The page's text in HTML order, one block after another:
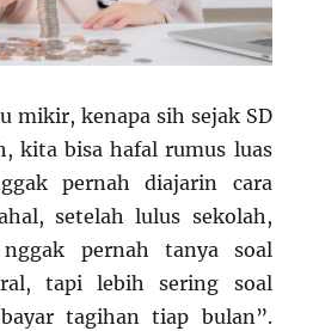
mikir, kenapa sih sejak SD
kita bisa hafal rumus luas
pernah diajarin cara
setelah lulus sekolah,
pernah tanya soal
tapi lebih sering soal
tagihan tiap bulan”.